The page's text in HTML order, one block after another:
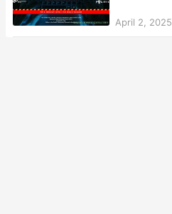
April 2, 2025